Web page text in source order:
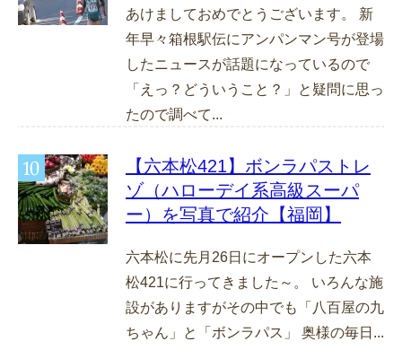
あけましておめでとうございます。 新
年早々箱根駅伝にアンパンマン号が登場
したニュースが話題になっているので
「えっ？どういうこと？」と疑問に思っ
たので調べて...
【六本松421】ボンラパストレ
ゾ（ハローデイ系高級スーパ
ー）を写真で紹介【福岡】
六本松に先月26日にオープンした六本
松421に行ってきました～。 いろんな施
設がありますがその中でも「八百屋の九
ちゃん」と「ボンラパス」 奥様の毎日...